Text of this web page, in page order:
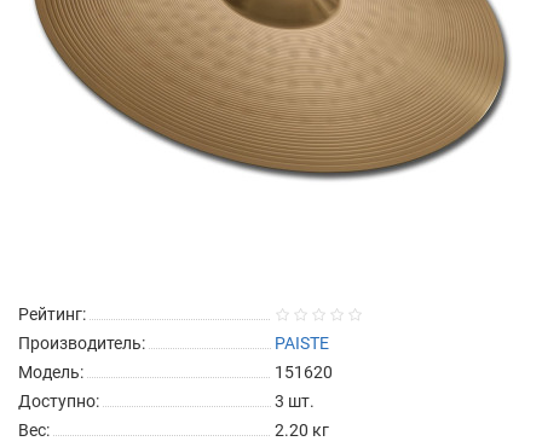
Рейтинг:
Производитель:
PAISTE
Модель:
151620
Доступно:
3 шт.
Вес:
2.20 кг